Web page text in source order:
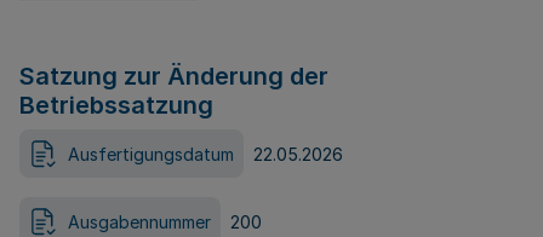
Satzung zur Änderung der
Betriebssatzung
Ausfertigungsdatum 22.05.2026
Ausgabennummer 200